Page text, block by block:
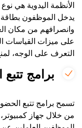
الأنظمة اليدوية هي
يدخل الموظفون
وانصرافهم من مكان
على ميزات القياسات
التعرف على الوجه،
برامج
تسمح برامج تتبع
من خلال جهاز